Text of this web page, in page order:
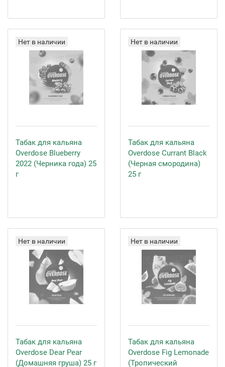
Нет в наличии
Табак для кальяна
Overdose Blueberry
2022 (Черника года) 25
г
Нет в наличии
Табак для кальяна
Overdose Currant Black
(Черная смородина)
25 г
Нет в наличии
Табак для кальяна
Overdose Dear Pear
(Домашняя груша) 25 г
Нет в наличии
Табак для кальяна
Overdose Fig Lemonade
(Тропический